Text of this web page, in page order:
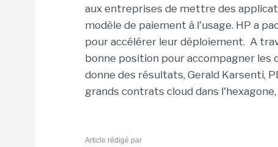
aux entreprises de mettre des
modèle de paiement à l'usage. HP a
pour accélérer leur déploiement. A
bonne position pour accompagner les
donne des résultats, Gerald Karsenti,
grands contrats cloud dans
Article rédigé par